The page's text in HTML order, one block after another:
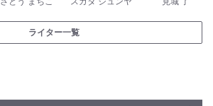
ライター一覧